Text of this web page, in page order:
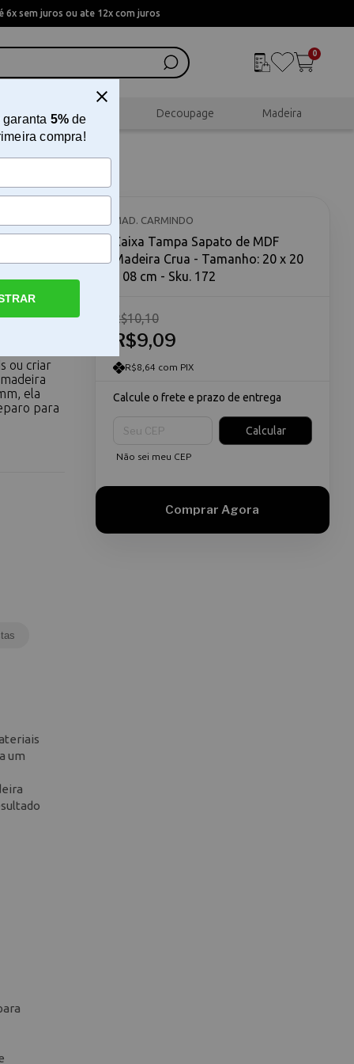
6x sem juros ou ate 12x com juros
0
Scrapbook Decoupage Madeira
Tamanho:
ou criar
ela
para
MAD. CARMINDO
Caixa Tampa Sapato de MDF
Madeira Crua - Tamanho: 20 x 20
x 08 cm - Sku. 172
R$9,09
R$10,10
R$8,64 com PIX
Calcule o frete e prazo de entrega
Calcular
Não sei meu CEP
um
garanta 5%de
compra!